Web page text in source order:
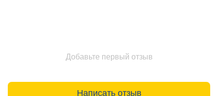
Добавьте первый отзыв
Написать отзыв